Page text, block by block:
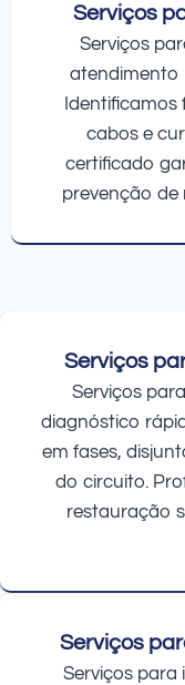
Serviços
Serviços
atendimento
Identificamos
cabos e
certificado
prevenção de
Serviços
Serviços
diagnóstico
em fases,
do circuito.
restauração
Serviços
Serviços para